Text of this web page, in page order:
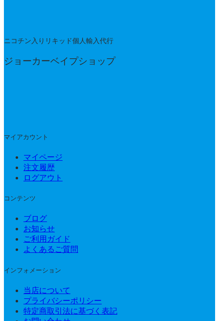
ニコチン入りリキッド個人輸入代行
ジョーカーベイプショップ
マイアカウント
マイページ
注文履歴
ログアウト
コンテンツ
ブログ
お知らせ
ご利用ガイド
よくあるご質問
インフォメーション
当店について
プライバシーポリシー
特定商取引法に基づく表記